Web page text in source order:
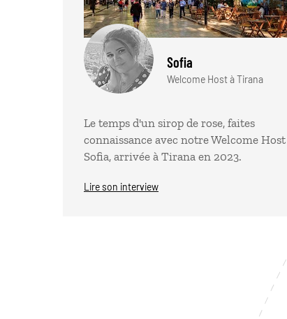
Sofia
Welcome Host à Tirana
Le temps d'un sirop de rose, faites
connaissance avec notre Welcome Host
Sofia, arrivée à Tirana en 2023.
Lire son interview